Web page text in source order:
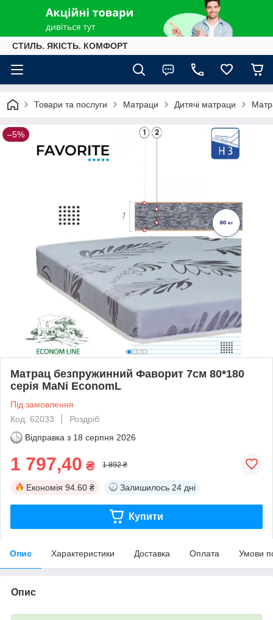
СТИЛЬ. ЯКІСТЬ. КОМФОРТ
Товари та послуги Матраци Дитячі матраци
–5%
Матрац безпружинний Фаворит 7см 80*180
серія MaNi EconomL
Під замовлення
Код: 62033
Роздріб
Відправка з 18 серпня 2026
1 797,40 ₴ 1 892 ₴
Економія 94.60 ₴ Залишилось 24 дні
Купити
Опис Характеристики Доставка Оплата Умови
Опис